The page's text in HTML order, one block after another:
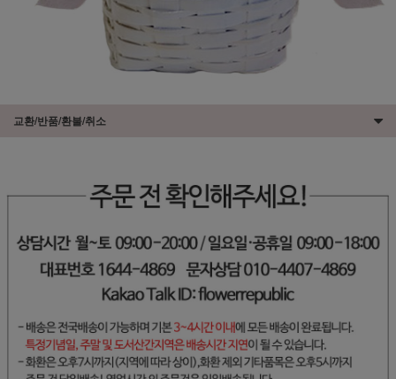
교환/반품/환불/취소